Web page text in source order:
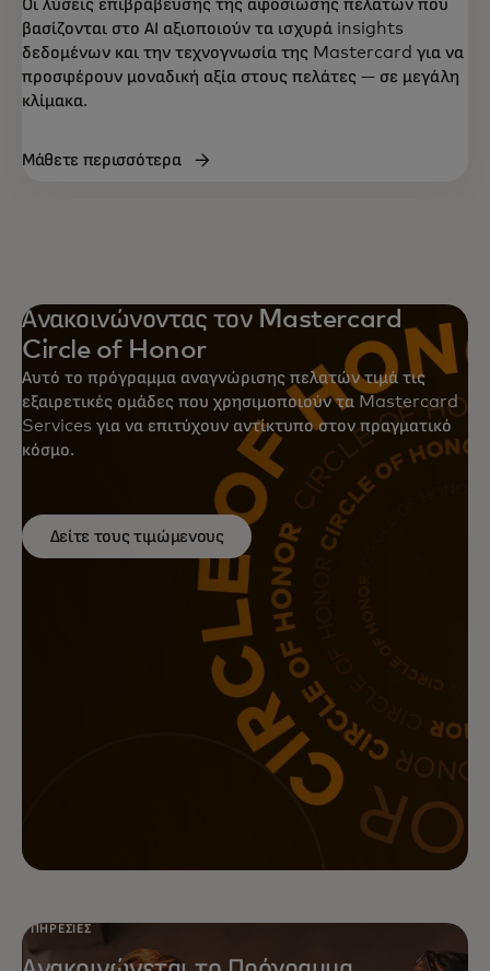
Πετύχετε μεγαλύτερες αποδόσεις
από τις μάρκετινγκ ενέργειές σας με
φάσματος της Mastercard που
Οι λύσεις επιβράβευσης της αφοσίωσης πελατών που
βασίζονται στο ΑΙ αξιοποιούν τα ισχυρά insights
δεδομένων και την τεχνογνωσία της Mastercard για να
προσφέρουν μοναδική αξία στους πελάτες — σε μεγάλη
κλίμακα.
Μάθετε περισσότερα
Ανακοινώνοντας τον Mastercard
Circle of Honor
Αυτό το πρόγραμμα αναγνώρισης πελατών τιμά τις
εξαιρετικές ομάδες που χρησιμοποιούν τα Mastercard
Services για να επιτύχουν αντίκτυπο στον πραγματικό
κόσμο.
Δείτε τους τιμώμενους
ΥΠΗΡΕΣΊΕΣ